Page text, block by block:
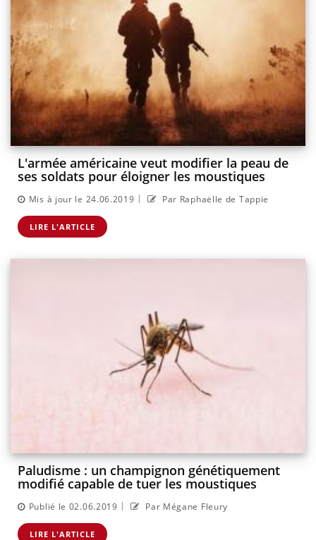
L'armée américaine veut modifier la peau de
ses soldats pour éloigner les moustiques
Mis à jour le 24.06.2019 | Par Raphaëlle de Tappie
LIRE L'ARTICLE
Paludisme : un champignon génétiquement
modifié capable de tuer les moustiques
Publié le 02.06.2019 | Par Mégane Fleury
LIRE L'ARTICLE